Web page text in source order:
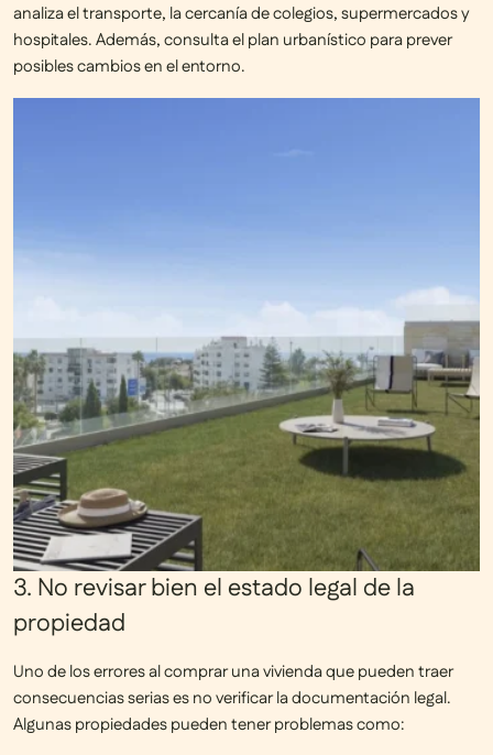
analiza el transporte, la cercanía de colegios, supermercados y
hospitales. Además,consulta el plan urbanístico para prever
posibles cambios en el entorno.
3. No revisar bien el estado legal de la
propiedad
Uno de loserrores al comprar una viviendaque pueden traer
consecuencias serias esno verificar la documentación legal.
Algunas propiedades pueden tener problemas como: